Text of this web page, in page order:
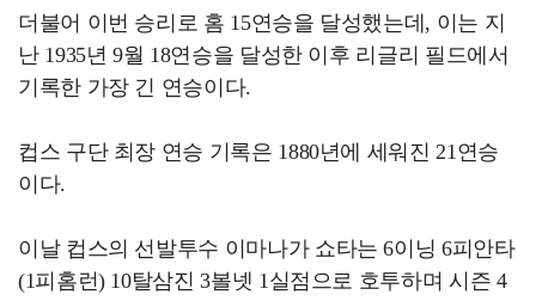
더불어 이번 승리로 홈 15연승을 달성했는데, 이는 지
난 1935년 9월 18연승을 달성한 이후 리글리 필드에서
기록한 가장 긴 연승이다.
컵스 구단 최장 연승 기록은 1880년에 세워진 21연승
이다.
이날 컵스의 선발투수 이마나가 쇼타는 6이닝 6피안타
(1피홈런) 10탈삼진 3볼넷 1실점으로 호투하며 시즌 4